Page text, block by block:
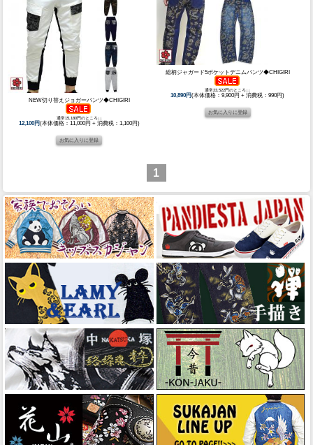
NEW切り替えジョガーパンツ◆CHIGIRI
通常15,180円のところ↓↓
12,100円(本体価格：11,000円 + 消費税：1,100円)
総柄ジャガード5ポケットデニムパンツ◆CHIGIRI
通常23,522円のところ↓↓
10,890円(本体価格：9,900円 + 消費税：990円)
1